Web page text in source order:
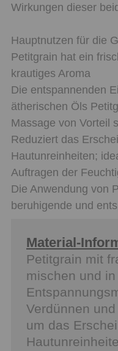
Wirkungen dieser
Hauptnutzen für die
Petitgrain hat ein
krautiges Aroma
Die entspannenden
ätherischen Öls
Massage von Vorteil
Reduziert das
Hautunreinheiten;
Auftragen der
Die Anwendung von
beruhigende und
Material-
Petitgrain mit
mischen und
Verdünnen
um das